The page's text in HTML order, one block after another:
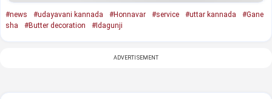
#news #udayavani kannada #Honnavar #service #uttar kannada
#Gane
sha
#Butter decoration #Idagunji
ADVERTISEMENT